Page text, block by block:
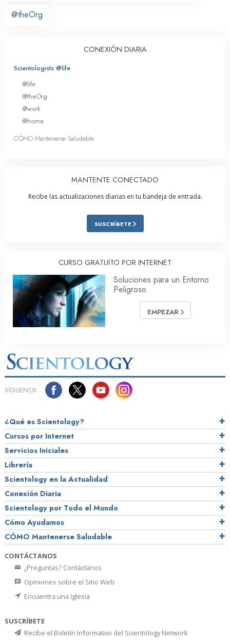
@theOrg
CONEXIÓN DIARIA
Scientologists @life
@life
@theOrg
@work
@home
CÓMO Mantenerse Saludable
MANTENTE CONECTADO
Recibe las actualizaciones diarias en tu bandeja de entrada.
SUSCRÍBETE
CURSO GRATUITO POR INTERNET
Soluciones para un Entorno
Peligroso
EMPEZAR
SÍGUENOS
¿Qué es Scientology?
Cursos por Internet
Servicios Iniciales
Librería
Scientology en la Actualidad
Conexión Diaria
Scientology por Todo el Mundo
Cómo Ayudamos
CÓMO Mantenerse Saludable
CONTÁCTANOS
¿Preguntas? Contáctanos
Opiniones sobre el Sitio Web
Encuentra una Iglesia
SUSCRÍBETE
Recibe el Boletín Informativo del Scientology Network